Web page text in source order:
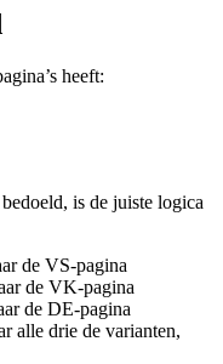
heeft:
is de juiste logica
de VS-pagina
de VK-pagina
de DE-pagina
alle drie de varianten,